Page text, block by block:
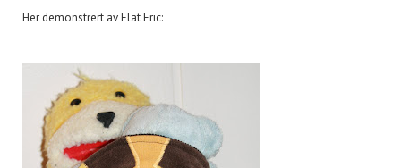
Her demonstrert av Flat Eric: